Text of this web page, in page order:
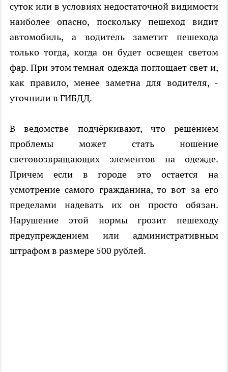
суток или в условиях недостаточной видимости
наиболее опасно, поскольку пешеход видит
автомобиль, а водитель заметит пешехода
только тогда, когда он будет освещен светом
фар. При этом темная одежда поглощает свет и,
как правило, менее заметна для водителя, -
уточнили в ГИБДД.
В ведомстве подчёркивают, что решением
проблемы может стать ношение
световозвращающих элементов на одежде.
Причем если в городе это остается на
усмотрение самого гражданина, то вот за его
пределами надевать их он просто обязан.
Нарушение этой нормы грозит пешеходу
предупреждением или административным
штрафом в размере 500 рублей.